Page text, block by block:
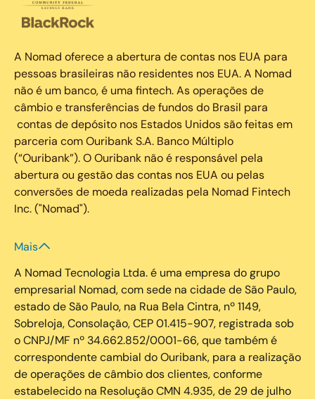
A Nomad oferece a abertura de contas nos EUA para
pessoas brasileiras não residentes nos EUA. A Nomad
não é um banco, é uma fintech. As operações de
câmbio e transferências de fundos do Brasil para
contas de depósito nos Estados Unidos são feitas em
parceria com Ouribank S.A. Banco Múltiplo
(“Ouribank”). O Ouribank não é responsável pela
abertura ou gestão das contas nos EUA ou pelas
conversões de moeda realizadas pela Nomad Fintech
Inc. ("Nomad").
Mais
A Nomad Tecnologia Ltda. é uma empresa do grupo
empresarial Nomad, com sede na cidade de São Paulo,
estado de São Paulo, na Rua Bela Cintra, nº 1149,
Sobreloja, Consolação, CEP 01.415-907, registrada sob
o CNPJ/MF nº 34.662.852/0001-66, que também é
correspondente cambial do Ouribank, para a realização
de operações de câmbio dos clientes, conforme
estabelecido na Resolução CMN 4.935, de 29 de julho